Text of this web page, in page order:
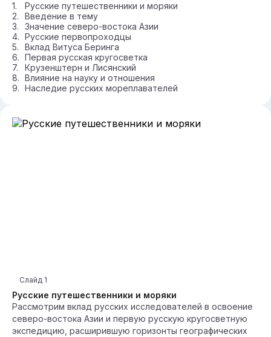
Русские путешественники и моряки
Введение в тему
Значение северо-востока Азии
Русские первопроходцы
Вклад Витуса Беринга
Первая русская кругосветка
Крузенштерн и Лисянский
Влияние на науку и отношения
Наследие русских мореплавателей
Русские путешественники и моряки
Слайд 1
Рассмотрим вклад русских исследователей в освоение
северо-востока Азии и первую русскую кругосветную
экспедицию, расширившую горизонты географических